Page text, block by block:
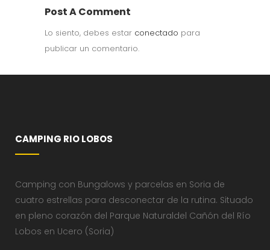
Post A Comment
Lo siento, debes estar conectado para
publicar un comentario.
CAMPING RIO LOBOS
Camping con Bungalows y parcelas en Soria de
cuatro estrellas para desconectar de la rutina. Situado
en pleno corazón del Parque Naturaldel Cañón del Río
Lobos en Ucero (Soria)